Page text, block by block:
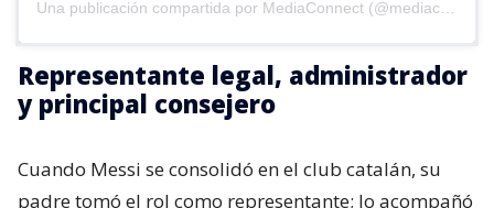
Representante legal, administrador
y principal consejero
Cuando Messi se consolidó en el club catalán, su
padre tomó el rol como representante; lo acompañó